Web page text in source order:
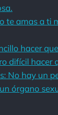
te amas a ti
hacer
difícil hacer
No hay un
órgano